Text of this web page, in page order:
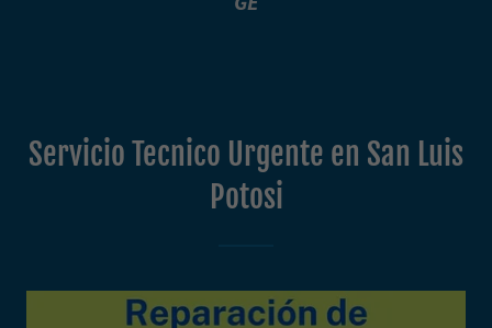
Servicio Tecnico Urgente en San Luis
Potosi